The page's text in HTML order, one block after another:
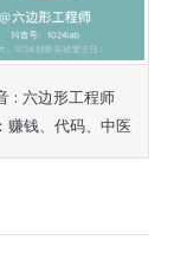
: 六边形工程师
赚钱、代码、中医